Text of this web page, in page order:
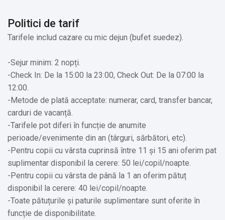
Alte servicii oferite contra cost:
✔️ Serviciu de transfer (Cost suplimentar)
✔️ Organizăm evenimente (Cost suplimentar)
✔️ Săli de conferinţă şi petreceri (Cost suplimentar)
✔️ Serviciu de spălătorie și călcătorie (Cost suplimentar)
Politici de tarif
Tarifele includ cazare cu mic dejun (bufet suedez).
-Sejur minim: 2 nopți.
-Check In: De la 15:00 la 23:00, Check Out: De la 07:00 la
12:00.
-Metode de plată acceptate: numerar, card, transfer bancar,
carduri de vacanță.
-Tarifele pot diferi în funcție de anumite
perioade/evenimente din an (târguri, sărbători, etc).
-Pentru copii cu vârsta cuprinsă între 11 și 15 ani oferim pat
suplimentar disponibil la cerere: 50 lei/copil/noapte.
-Pentru copii cu vârsta de până la 1 an oferim pătuț
disponibil la cerere: 40 lei/copil/noapte.
-Toate pătuțurile și paturile suplimentare sunt oferite în
funcție de disponibilitate.